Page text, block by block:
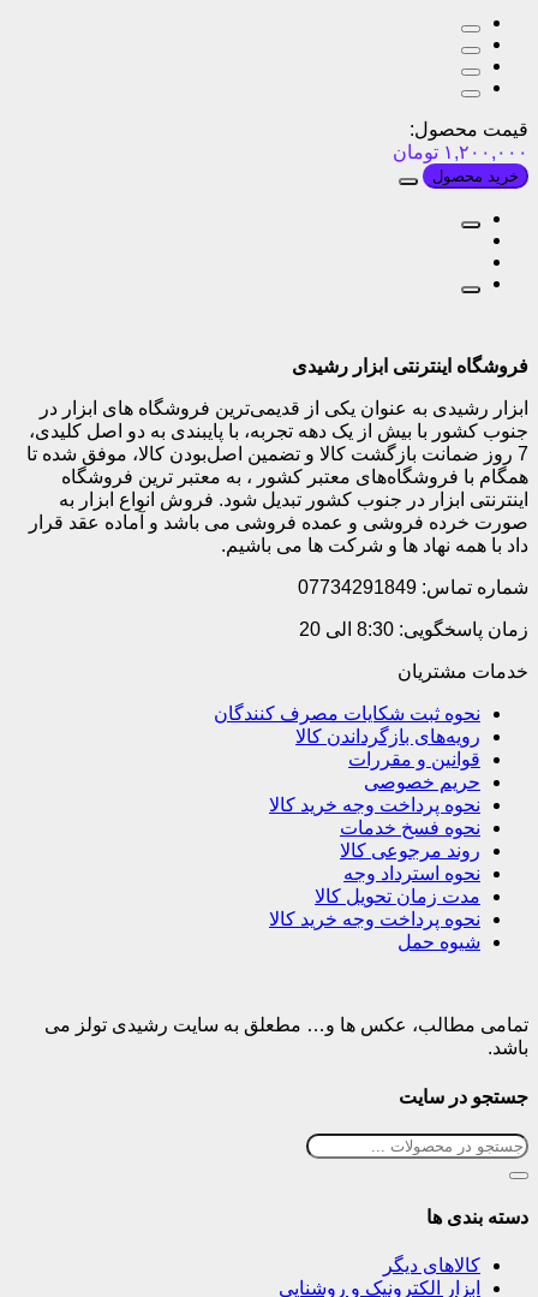
قیمت محصول:
۱,۲۰۰,۰۰۰ تومان
خرید محصول
فروشگاه اینترنتی ابزار رشیدی
ابزار رشیدی به عنوان یکی از قدیمی‌ترین فروشگاه های ابزار در
جنوب کشور با بیش از یک دهه تجربه، با پایبندی به دو اصل کلیدی،
7 روز ضمانت بازگشت کالا و تضمین اصل‌بودن کالا، موفق شده تا
همگام با فروشگاه‌های معتبر کشور ، به معتبر ترین فروشگاه
اینترنتی ابزار در جنوب کشور تبدیل شود. فروش انواع ابزار به
صورت خرده فروشی و عمده فروشی می باشد و آماده عقد قرار
داد با همه نهاد ها و شرکت ها می باشیم.
شماره تماس: 07734291849
زمان پاسخگویی: 8:30 الی 20
خدمات مشتریان
نحوه ثبت شکایات مصرف کنندگان
رویه‌های بازگرداندن کالا
قوانین و مقررات
حریم خصوصی
نحوه پرداخت وجه خرید کالا
نحوه فسخ خدمات
روند مرجوعی کالا
نحوه استرداد وجه
مدت زمان تحویل کالا
نحوه پرداخت وجه خرید کالا
شیوه حمل
تمامی مطالب، عکس ها و… مطعلق به سایت رشیدی تولز می
باشد.
جستجو در سایت
دسته بندی ها
کالاهای دیگر
ابزار الکترونیک و روشنایی